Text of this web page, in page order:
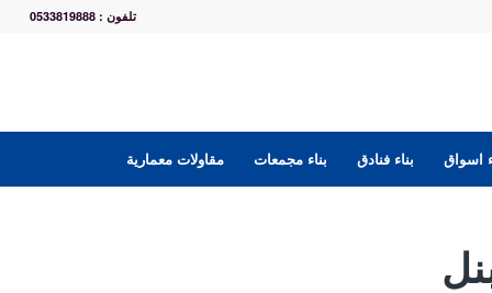
تلفون : 0533819888
اسواق بناء فنادق بناء مجمعات مقاولات معمارية